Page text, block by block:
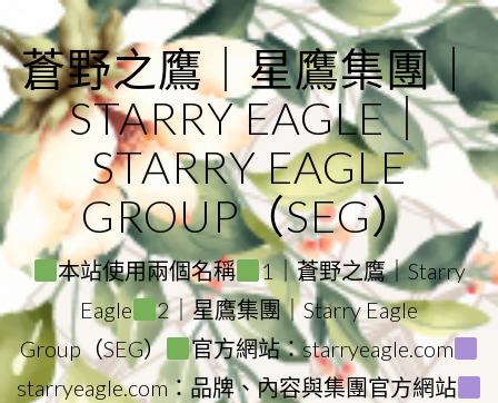
to
content
蒼野之鷹｜星鷹集團｜
STARRY EAGLE｜
STARRY EAGLE
GROUP（SEG）
本站使用兩個名稱
1｜蒼野之鷹｜Starry
Eagle
2｜星鷹集團｜Starry Eagle
Group（SEG）
官方網站：starryeagle.com
starryeagle.com：品牌、內容與集團官方網站